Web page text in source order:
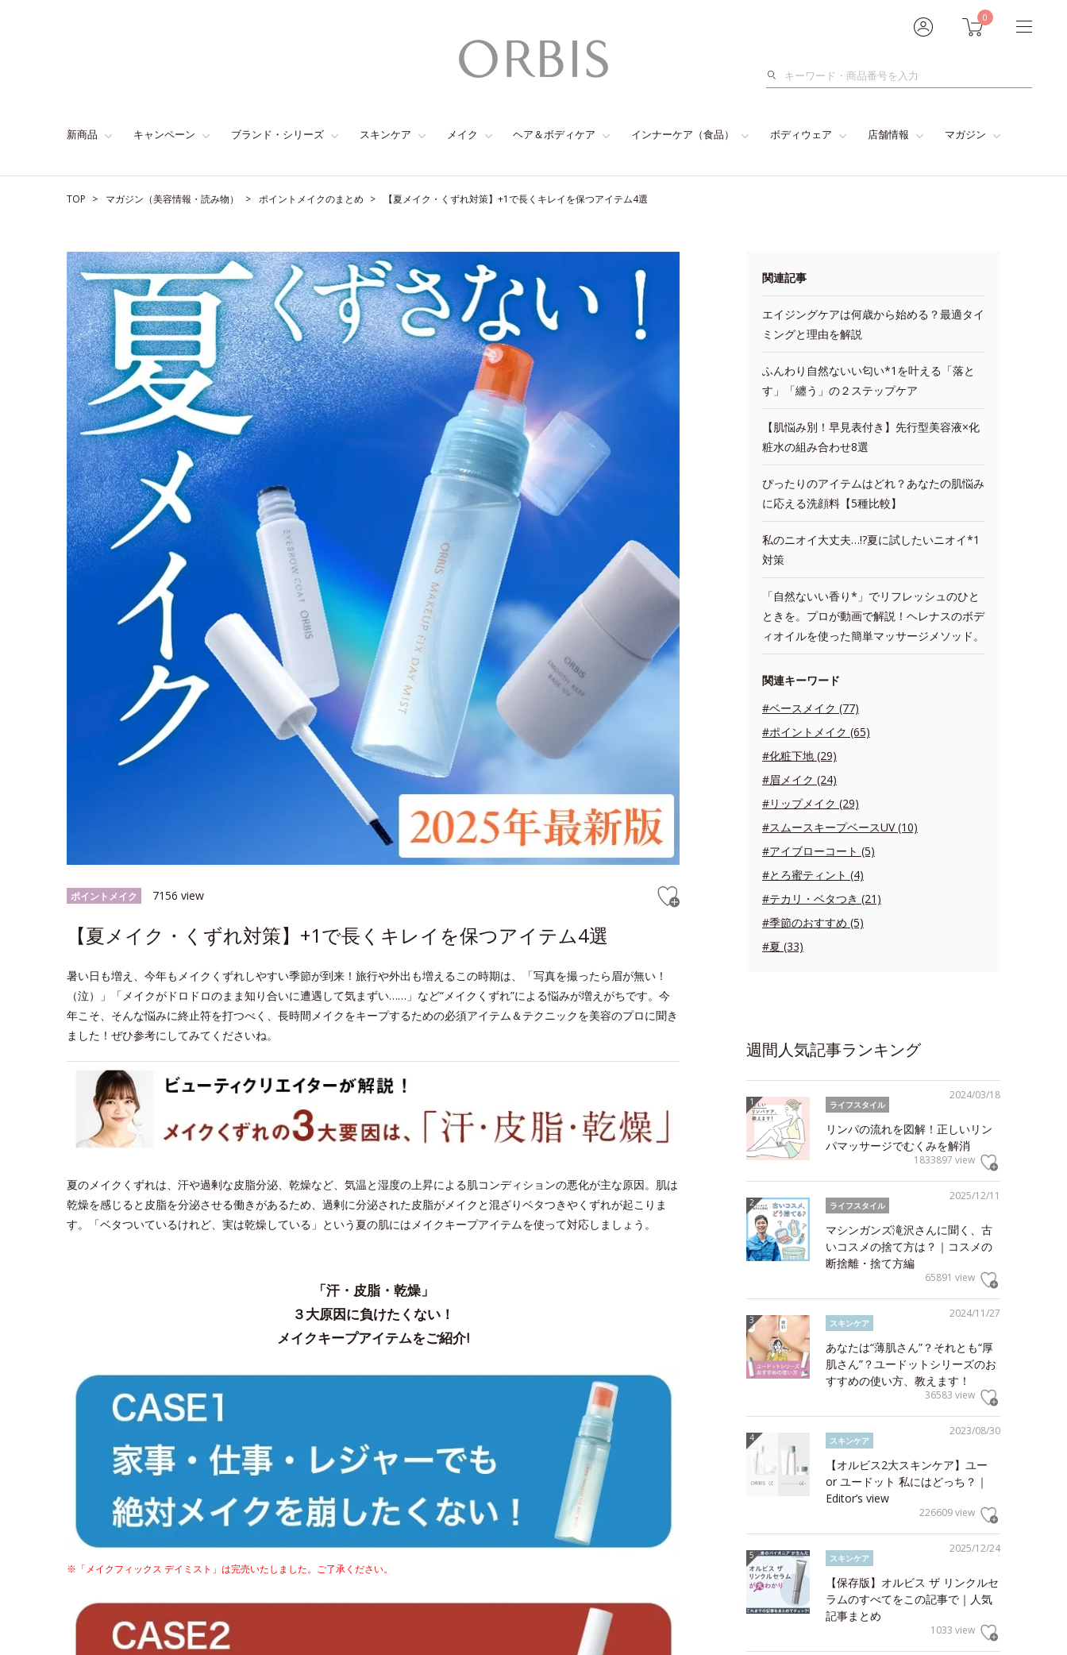
0
検
新商品 キャンペーン ブランド・シリーズ スキンケア メイク ヘア＆ボディケア インナーケア（食品） ボディウェア 店舗情報 マガジン
TOP マガジン（美容情報・読み物） ポイントメイクのまとめ 【夏メイク・くずれ対策】+1で長くキレイを保つアイテム4選
ポイントメイク 7156 view
【夏メイク・くずれ対策】+1で長くキレイを保つアイテム4選
暑い日も増え、今年もメイクくずれしやすい季節が到来！旅行や外出も増えるこの時期は、「写真を撮ったら眉が無い！
（泣）」「メイクがドロドロのまま知り合いに遭遇して気まずい……」など“メイクくずれ”による悩みが増えがちです。今
年こそ、そんな悩みに終止符を打つべく、長時間メイクをキープするための必須アイテム＆テクニックを美容のプロに聞き
ました！ぜひ参考にしてみてくださいね。
夏のメイクくずれは、汗や過剰な皮脂分泌、乾燥など、気温と湿度の上昇による肌コンディションの悪化が主な原因。肌は
乾燥を感じると皮脂を分泌させる働きがあるため、過剰に分泌された皮脂がメイクと混ざりベタつきやくずれが起こりま
す。「ベタついているけれど、実は乾燥している」という夏の肌にはメイクキープアイテムを使って対応しましょう。
「汗・皮脂・乾燥」
３大原因に負けたくない！
メイクキープアイテムをご紹介!
※「メイクフィックス デイミスト」は完売いたしました。ご了承ください。
関連記事
エイジングケアは何歳から始める？最適タイ
ミングと理由を解説
ふんわり自然ないい匂い*1を叶える「落と
す」「纏う」の２ステップケア
【肌悩み別！早見表付き】先行型美容液×化
粧水の組み合わせ8選
ぴったりのアイテムはどれ？あなたの肌悩み
に応える洗顔料【5種比較】
私のニオイ大丈夫…!?夏に試したいニオイ*1
対策
「自然ないい香り*」でリフレッシュのひと
ときを。プロが動画で解説！ヘレナスのボデ
ィオイルを使った簡単マッサージメソッド。
関連キーワード
#ベースメイク (77)
#ポイントメイク (65)
#化粧下地 (29)
#眉メイク (24)
#リップメイク (29)
#スムースキープベースUV (10)
#アイブローコート (5)
#とろ蜜ティント (4)
#テカリ・ベタつき (21)
#季節のおすすめ (5)
#夏 (33)
週間人気記事ランキング
2024/03/18
ライフスタイル
リンパの流れを図解！正しいリン
パマッサージでむくみを解消
1833897 view
2025/12/11
ライフスタイル
マシンガンズ滝沢さんに聞く、古
いコスメの捨て方は？｜コスメの
断捨離・捨て方編
65891 view
2024/11/27
スキンケア
あなたは“薄肌さん”？それとも“厚
肌さん”？ユードットシリーズのお
すすめの使い方、教えます！
36583 view
2023/08/30
スキンケア
【オルビス2大スキンケア】ユー
or ユードット 私にはどっち？｜
Editor’s view
226609 view
2025/12/24
スキンケア
【保存版】オルビス ザ リンクルセ
ラムのすべてをこの記事で｜人気
記事まとめ
1033 view